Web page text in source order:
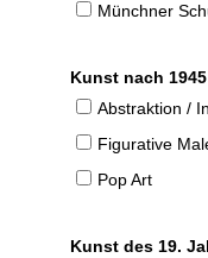
Münchner
Kunst nach
Abstraktion /
Figurative
Pop Art
Kunst des 19.